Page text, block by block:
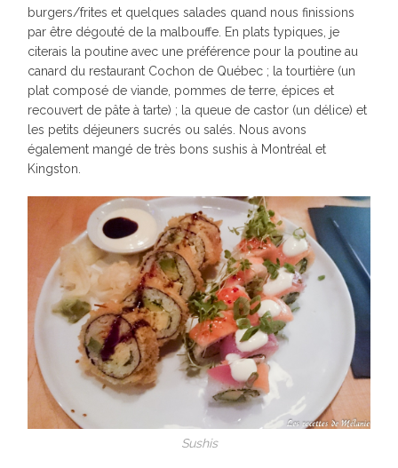
burgers/frites et quelques salades quand nous finissions
par être dégouté de la malbouffe. En plats typiques, je
citerais la poutine avec une préférence pour la poutine au
canard du restaurant Cochon de Québec ; la tourtière (un
plat composé de viande, pommes de terre, épices et
recouvert de pâte à tarte) ; la queue de castor (un délice) et
les petits déjeuners sucrés ou salés. Nous avons
également mangé de très bons sushis à Montréal et
Kingston.
Sushis